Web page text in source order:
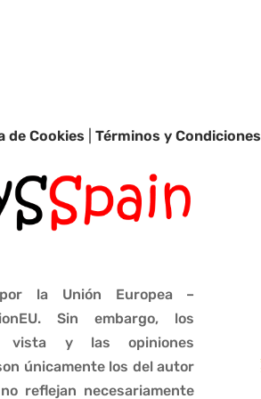
de Cookies Términos y Condiciones
por la Unión Europea –
Sin embargo, los
vista y las opiniones
únicamente los del autor
reflejan necesariamente